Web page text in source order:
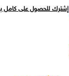
إشترك للحصول على كامل